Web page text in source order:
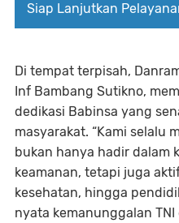
Siap Lanjutkan
Di tempat terpisah,
Inf Bambang Sutikno,
dedikasi Babinsa yang
masyarakat. “Kami selalu
bukan hanya hadir dalam
keamanan, tetapi juga
kesehatan, hingga
nyata kemanunggalan